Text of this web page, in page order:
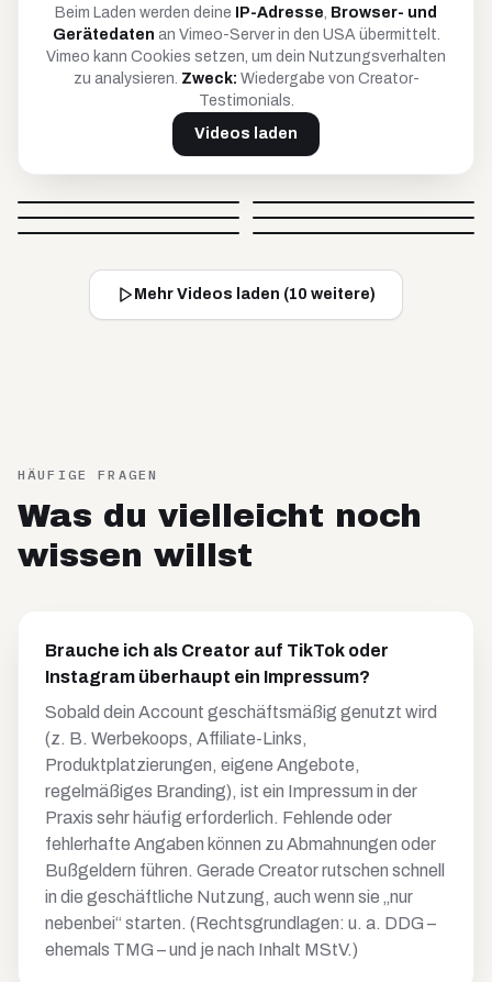
Beim Laden werden deine
IP-Adresse, Browser- und
Gerätedaten an Vimeo-Server in den USA übermittelt.
Vimeo kann Cookies setzen, um dein Nutzungsverhalten
zu analysieren. Zweck: Wiedergabe von Creator-
Testimonials.
Videos laden
Video blockiert Video blockiert
Video blockiert Video blockiert
Mehr Videos laden (10 weitere)
HÄUFIGE FRAGEN
Was du vielleicht noch
wissen willst
Brauche ich als Creator auf TikTok oder
Instagram überhaupt ein Impressum?
Sobald dein Account geschäftsmäßig genutzt wird
(z. B. Werbekoops, Affiliate-Links,
Produktplatzierungen, eigene Angebote,
regelmäßiges Branding), ist ein Impressum in der
Praxis sehr häufig erforderlich. Fehlende oder
fehlerhafte Angaben können zu Abmahnungen oder
Bußgeldern führen. Gerade Creator rutschen schnell
in die geschäftliche Nutzung, auch wenn sie „nur
nebenbei“ starten. (Rechtsgrundlagen: u. a. DDG –
ehemals TMG – und je nach Inhalt MStV.)